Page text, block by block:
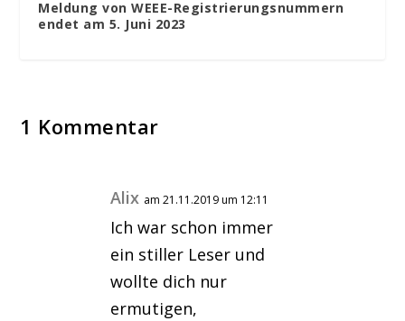
Meldung von WEEE-Registrierungsnummern
endet am 5. Juni 2023
1 Kommentar
Alix am 21.11.2019 um 12:11
Ich war schon immer
ein stiller Leser und
wollte dich nur
ermutigen,